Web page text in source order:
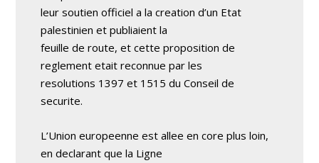
leur soutien officiel a la creation d’un Etat
palestinien et publiaient la
feuille de route, et cette proposition de
reglement etait reconnue par les
resolutions 1397 et 1515 du Conseil de
securite.
L’Union europeenne est allee en core plus loin,
en declarant que la Ligne